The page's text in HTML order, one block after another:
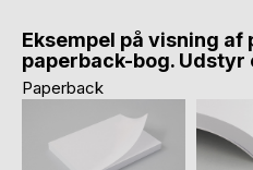
Eksempel på visning
paperback-bog. Udstyr
Paperback